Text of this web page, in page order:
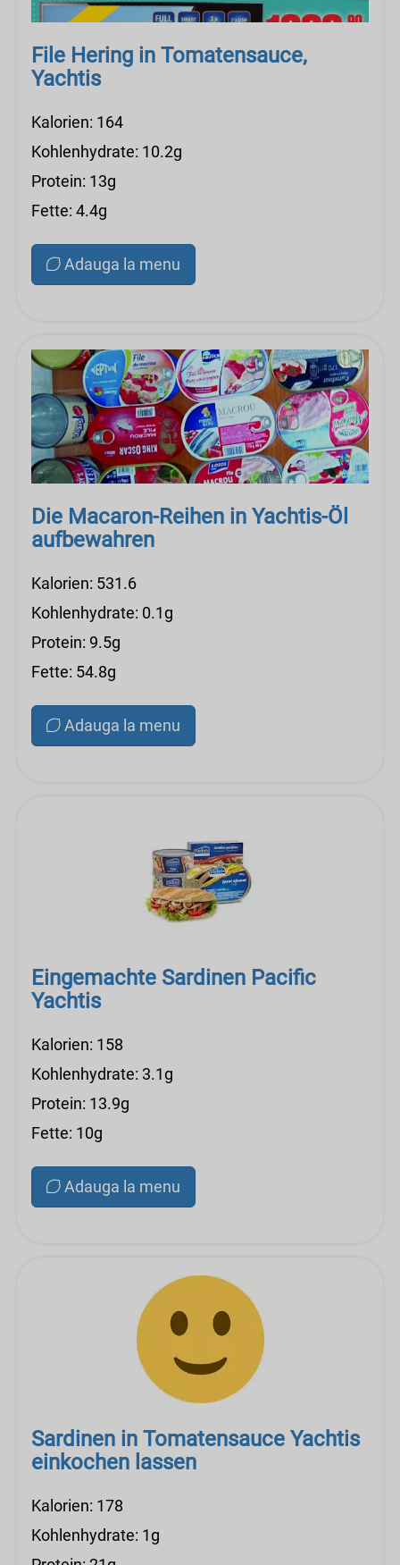
File Hering in Tomatensauce,
Yachtis
Kalorien: 164
Kohlenhydrate: 10.2g
Protein: 13g
Fette: 4.4g
Adauga la menu
Die Macaron-Reihen in Yachtis-Öl
aufbewahren
Kalorien: 531.6
Kohlenhydrate: 0.1g
Protein: 9.5g
Fette: 54.8g
Adauga la menu
Eingemachte Sardinen Pacific
Yachtis
Kalorien: 158
Kohlenhydrate: 3.1g
Protein: 13.9g
Fette: 10g
Adauga la menu
Sardinen in Tomatensauce Yachtis
einkochen lassen
Kalorien: 178
Kohlenhydrate: 1g